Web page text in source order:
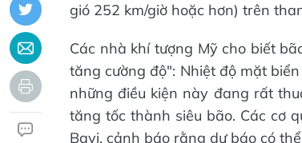
gió 252 km/giờ hoặc hơn) trên
Các nhà khí tượng Mỹ cho biết
tăng cường độ": Nhiệt độ mặt
những điều kiện này đang rất
tăng tốc thành siêu bão. Các cơ
Bavi, cảnh báo rằng dự báo có